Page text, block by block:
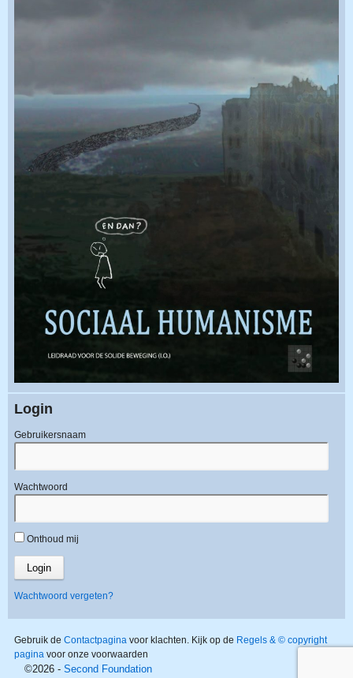
Login
Gebruikersnaam
Wachtwoord
Onthoud mij
Wachtwoord vergeten?
Gebruik de Contactpagina voor klachten. Kijk op de Regels & © copyright
pagina voor onze voorwaarden
©2026 - Second Foundation